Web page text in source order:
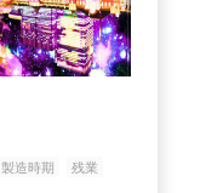
製造時期 残業